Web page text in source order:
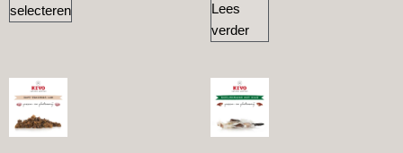
selecteren
Lees
verder